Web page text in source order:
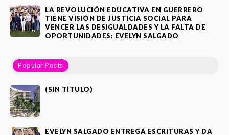
LA REVOLUCIÓN EDUCATIVA EN GUERRERO
TIENE VISIÓN DE JUSTICIA SOCIAL PARA
VENCER LAS DESIGUALDADES Y LA FALTA DE
OPORTUNIDADES: EVELYN SALGADO
Popular Posts
(SIN TÍTULO)
EVELYN SALGADO ENTREGA ESCRITURAS Y DA